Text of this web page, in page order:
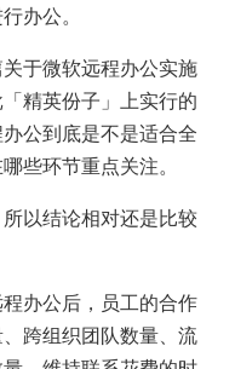
办公。
于微软远程办公实施
精英份子」上实行的
公到底是不是适合全
些环节重点关注。
以结论相对还是比较
办公后，员工的合作
跨组织团队数量、流